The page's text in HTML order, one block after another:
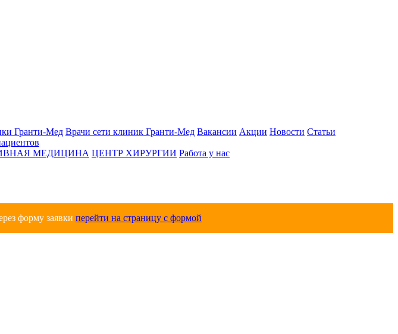
Гранти-Мед Врачи сети клиник Гранти-Мед Вакансии Акции Новости Статьи
МЕДИЦИНА ЦЕНТР ХИРУРГИИ Работа у нас
форму заявки перейти на страницу с формой